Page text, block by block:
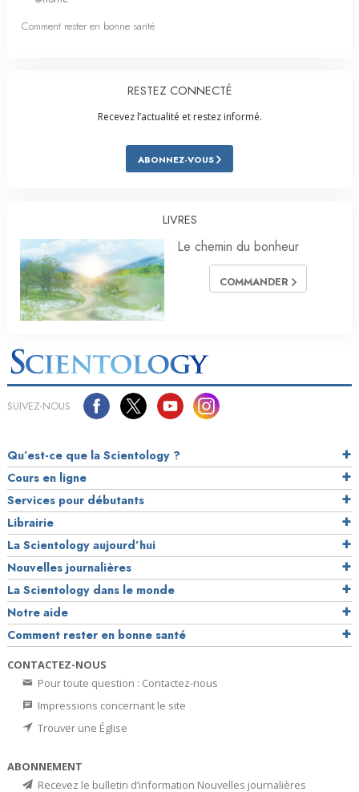
Comment rester en bonne santé
RESTEZ CONNECTÉ
Recevez l’actualité et restez informé.
ABONNEZ-VOUS
LIVRES
Le chemin du bonheur
COMMANDER
SUIVEZ-NOUS
Qu’est-ce que la Scientology ?
Cours en ligne
Services pour débutants
Librairie
La Scientology aujourd’hui
Nouvelles journalières
La Scientology dans le monde
Notre aide
Comment rester en bonne santé
CONTACTEZ-NOUS
Pour toute question : Contactez-nous
Impressions concernant le site
Trouver une Église
ABONNEMENT
Recevez le bulletin d’information Nouvelles journalières